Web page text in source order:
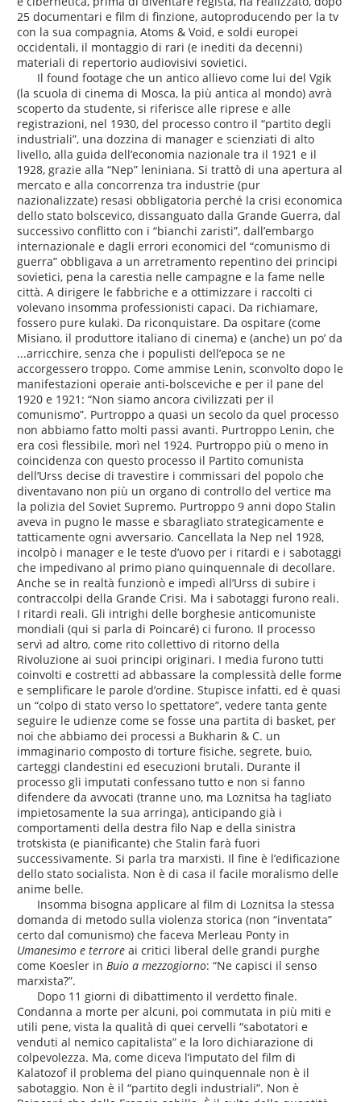
25 documentari e film di finzione, autoproducendo per la tv
con la sua compagnia, Atoms & Void, e soldi europei
occidentali, il montaggio di rari (e inediti da decenni)
materiali di repertorio audiovisivi sovietici.
Il found footage che un antico allievo come lui del Vgik
(la scuola di cinema di Mosca, la più antica al mondo) avrà
scoperto da studente, si riferisce alle riprese e alle
registrazioni, nel 1930, del processo contro il “partito degli
industriali”, una dozzina di manager e scienziati di alto
livello, alla guida dell’economia nazionale tra il 1921 e il
1928, grazie alla “Nep” leniniana. Si trattò di una apertura al
mercato e alla concorrenza tra industrie (pur
nazionalizzate) resasi obbligatoria perché la crisi economica
dello stato bolscevico, dissanguato dalla Grande Guerra, dal
successivo conflitto con i “bianchi zaristi”, dall’embargo
internazionale e dagli errori economici del “comunismo di
guerra” obbligava a un arretramento repentino dei principi
sovietici, pena la carestia nelle campagne e la fame nelle
città. A dirigere le fabbriche e a ottimizzare i raccolti ci
volevano insomma professionisti capaci. Da richiamare,
fossero pure kulaki. Da riconquistare. Da ospitare (come
Misiano, il produttore italiano di cinema) e (anche) un po’ da
...arricchire, senza che i populisti dell’epoca se ne
accorgessero troppo. Come ammise Lenin, sconvolto dopo le
manifestazioni operaie anti-bolsceviche e per il pane del
1920 e 1921: “Non siamo ancora civilizzati per il
comunismo”. Purtroppo a quasi un secolo da quel processo
non abbiamo fatto molti passi avanti. Purtroppo Lenin, che
era così flessibile, morì nel 1924. Purtroppo più o meno in
coincidenza con questo processo il Partito comunista
dell’Urss decise di travestire i commissari del popolo che
diventavano non più un organo di controllo del vertice ma
la polizia del Soviet Supremo. Purtroppo 9 anni dopo Stalin
aveva in pugno le masse e sbaragliato strategicamente e
tatticamente ogni avversario. Cancellata la Nep nel 1928,
incolpò i manager e le teste d’uovo per i ritardi e i sabotaggi
che impedivano al primo piano quinquennale di decollare.
Anche se in realtà funzionò e impedì all’Urss di subire i
contraccolpi della Grande Crisi. Ma i sabotaggi furono reali.
I ritardi reali. Gli intrighi delle borghesie anticomuniste
mondiali (qui si parla di Poincaré) ci furono. Il processo
servì ad altro, come rito collettivo di ritorno della
Rivoluzione ai suoi principi originari. I media furono tutti
coinvolti e costretti ad abbassare la complessità delle forme
e semplificare le parole d’ordine. Stupisce infatti, ed è quasi
un “colpo di stato verso lo spettatore”, vedere tanta gente
seguire le udienze come se fosse una partita di basket, per
noi che abbiamo dei processi a Bukharin & C. un
immaginario composto di torture fisiche, segrete, buio,
carteggi clandestini ed esecuzioni brutali. Durante il
processo gli imputati confessano tutto e non si fanno
difendere da avvocati (tranne uno, ma Loznitsa ha tagliato
impietosamente la sua arringa), anticipando già i
comportamenti della destra filo Nap e della sinistra
trotskista (e pianificante) che Stalin farà fuori
successivamente. Si parla tra marxisti. Il fine è l’edificazione
dello stato socialista. Non è di casa il facile moralismo delle
anime belle.
Insomma bisogna applicare al film di Loznitsa la stessa
domanda di metodo sulla violenza storica (non “inventata”
certo dal comunismo) che faceva Merleau Ponty in
Umanesimo e terrore ai critici liberal delle grandi purghe
come Koesler inBuio a mezzogiorno: “Ne capisci il senso
marxista?”.
Dopo 11 giorni di dibattimento il verdetto finale.
Condanna a morte per alcuni, poi commutata in più miti e
utili pene, vista la qualità di quei cervelli “sabotatori e
venduti al nemico capitalista” e la loro dichiarazione di
colpevolezza. Ma, come diceva l’imputato del film di
Kalatozof il problema del piano quinquennale non è il
sabotaggio. Non è il “partito degli industriali”. Non è